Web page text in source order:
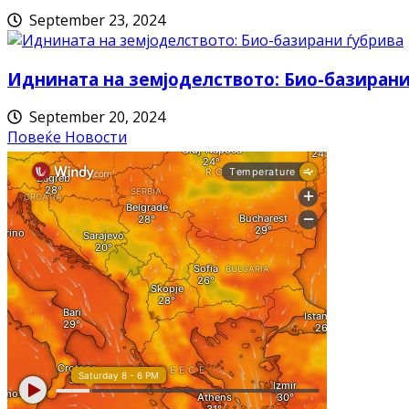
September 23, 2024
Иднината на земјоделството: Био-
September 20, 2024
Повеќе Новости